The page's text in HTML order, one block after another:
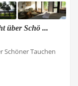
über Schö ...
Schöner Tauchen